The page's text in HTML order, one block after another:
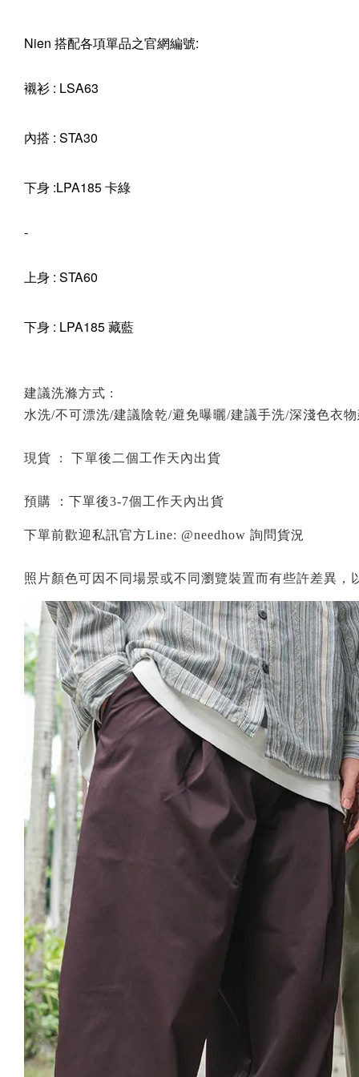
Nien 搭配各項單品之官網編號:
襯衫 : LSA63
內搭 : STA30
下身 :LPA185 卡綠
-
上身 : STA60
下身 : LPA185 藏藍
建議洗滌方式 :
水洗/不可漂洗/建議陰乾/避免曝曬/建議手洗/深淺色衣
現貨 : 下單後二個工作天內出貨
預購 ：下單後3-7個工作天內出貨
下單前歡迎私訊官方Line: @needhow 詢問貨況
照片顏色可因不同場景或不同瀏覽裝置而有些許差異，